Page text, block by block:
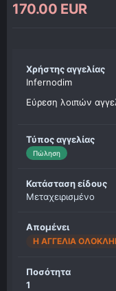
170.00 EUR
Χρήστης αγγελίας
Infernodim
Εύρεση λοιπών
Τύπος αγγελίας
Πώληση
Κατάσταση είδους
Μεταχειρισμένο
Απομένει
Η ΑΓΓΕΛΊΑ
Ποσότητα
1